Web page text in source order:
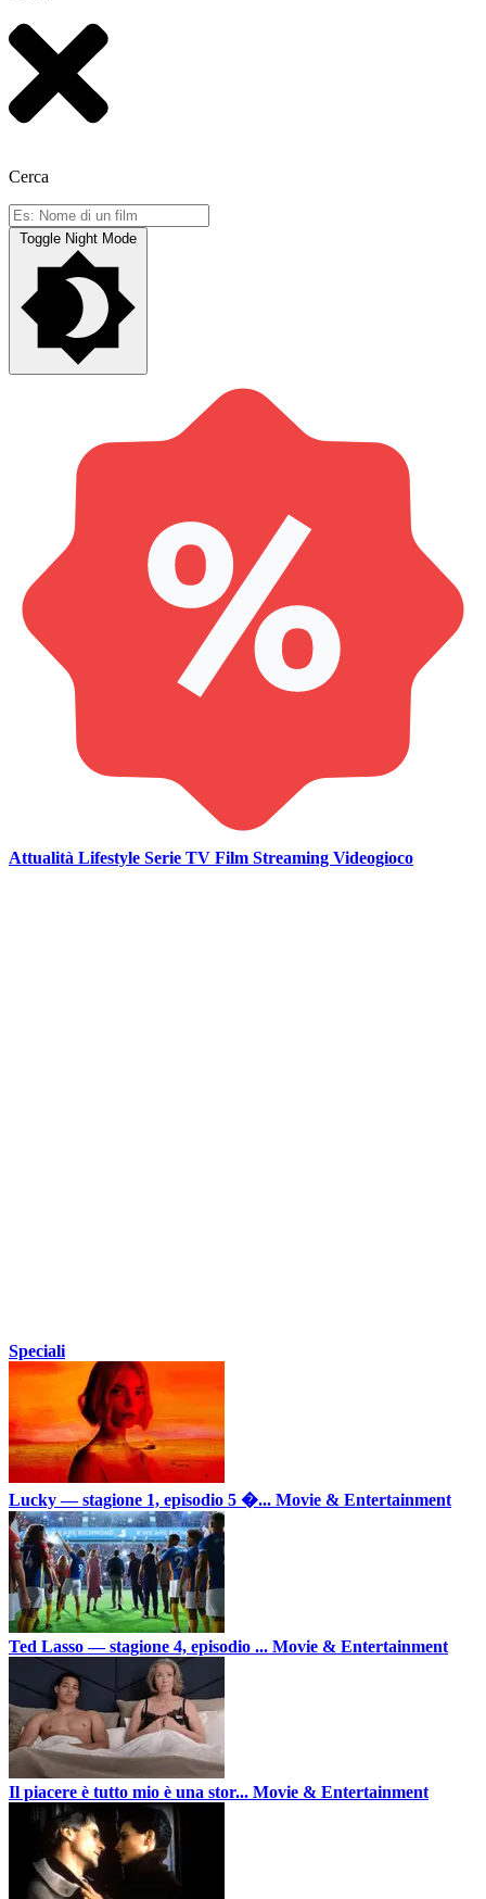
Cerca
Toggle Night Mode
Attualità Lifestyle Serie TV Film Streaming Videogioco
Speciali
Lucky — stagione 1, episodio 5 �... Movie & Entertainment
Ted Lasso — stagione 4, episodio ... Movie & Entertainment
Il piacere è tutto mio è una stor... Movie & Entertainment